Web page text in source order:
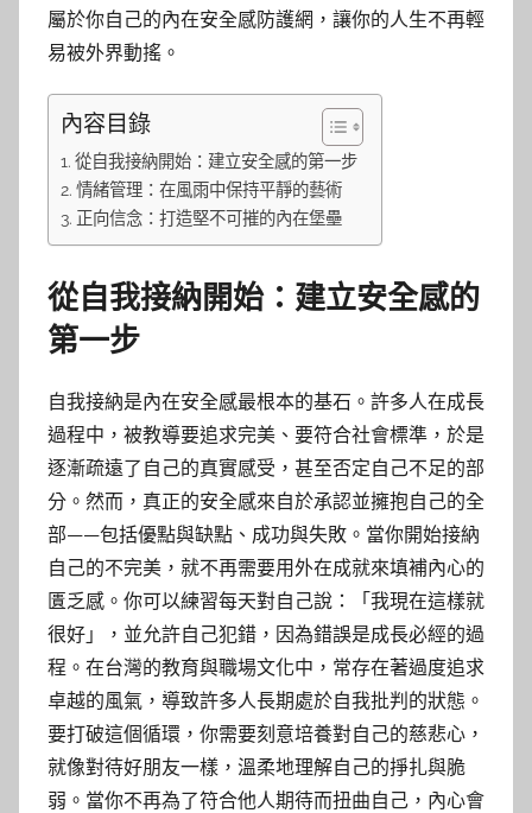
屬於你自己的內在安全感防護網，讓你的人生不再輕
易被外界動搖。
內容目錄
從自我接納開始：建立安全感的第一步
情緒管理：在風雨中保持平靜的藝術
正向信念：打造堅不可摧的內在堡壘
從自我接納開始：建立安全感的
第一步
自我接納是內在安全感最根本的基石。許多人在成長
過程中，被教導要追求完美、要符合社會標準，於是
逐漸疏遠了自己的真實感受，甚至否定自己不足的部
分。然而，真正的安全感來自於承認並擁抱自己的全
部——包括優點與缺點、成功與失敗。當你開始接納
自己的不完美，就不再需要用外在成就來填補內心的
匱乏感。你可以練習每天對自己說：「我現在這樣就
很好」，並允許自己犯錯，因為錯誤是成長必經的過
程。在台灣的教育與職場文化中，常存在著過度追求
卓越的風氣，導致許多人長期處於自我批判的狀態。
要打破這個循環，你需要刻意培養對自己的慈悲心，
就像對待好朋友一樣，溫柔地理解自己的掙扎與脆
弱。當你不再為了符合他人期待而扭曲自己，內心會